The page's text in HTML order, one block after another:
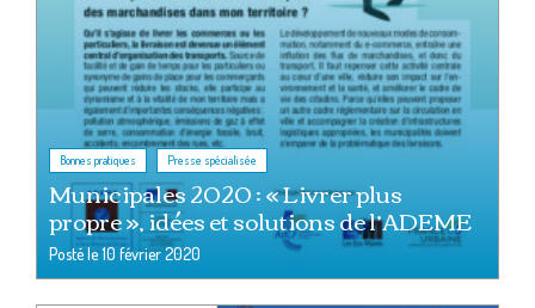
Bonnes pratiques Presse spécialisée
Municipales 2020 : « Livrer plus
propre », idées et solutions de l’ADEME
Posté le10 février 2020